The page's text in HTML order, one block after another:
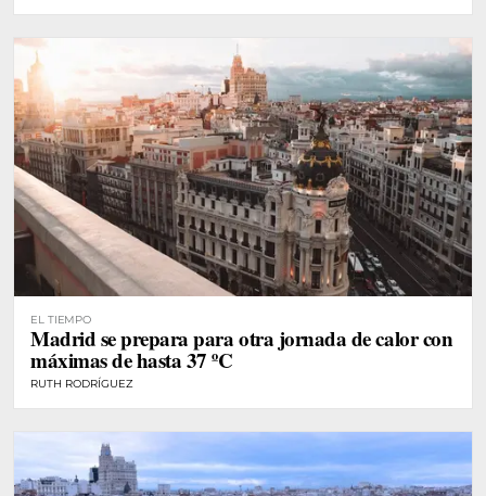
EL TIEMPO
Madrid se prepara para otra jornada de calor con
máximas de hasta 37 ºC
RUTH RODRÍGUEZ